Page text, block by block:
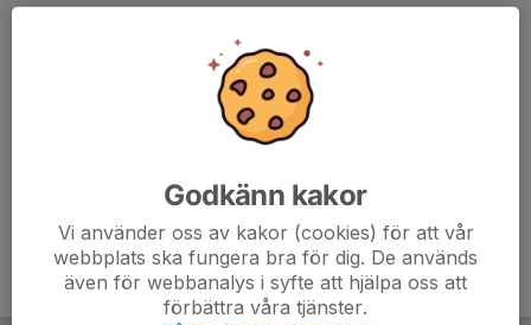
Godkänn kakor
Vi använder oss av kakor (cookies) för att vår
webbplats ska fungera bra för dig. De används
även för webbanalys i syfte att hjälpa oss att
förbättra våra tjänster.